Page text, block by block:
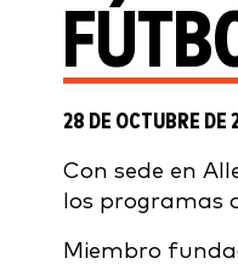
28 DE OCTUBRE DE
Con sede en
los programas
Miembro